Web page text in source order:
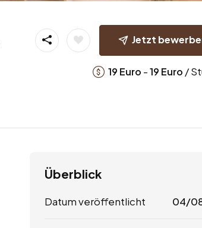
Jetzt
19 Euro -19 Euro /
Überblick
Datum veröffentlicht 04/